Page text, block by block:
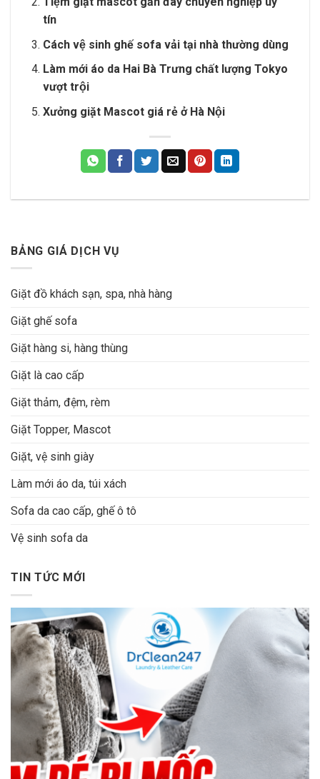
tín
Cách vệ sinh ghế sofa vải tại nhà thường dùng
Làm mới áo da Hai Bà Trưng chất lượng Tokyo
vượt trội
Xưởng giặt Mascot giá rẻ ở Hà Nội
BẢNG GIÁ DỊCH VỤ
Giặt đồ khách sạn, spa, nhà hàng
Giặt ghế sofa
Giặt hàng si, hàng thùng
Giặt là cao cấp
Giặt thảm, đệm, rèm
Giặt Topper, Mascot
Giặt, vệ sinh giày
Làm mới áo da, túi xách
Sofa da cao cấp, ghế ô tô
Vệ sinh sofa da
TIN TỨC MỚI